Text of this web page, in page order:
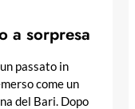
a sorpresa
passato in
come un
del Bari. Dopo